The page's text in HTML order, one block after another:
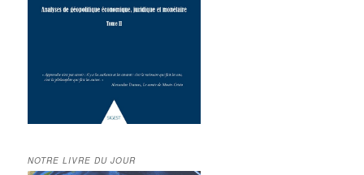
NOTRE LIVRE DU JOUR